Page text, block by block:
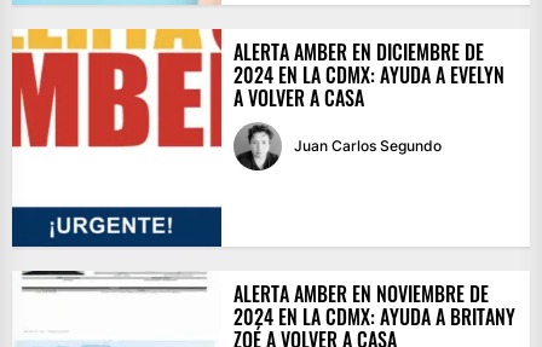
ALERTA AMBER EN DICIEMBRE DE
2024 EN LA CDMX: AYUDA A EVELYN
A VOLVER A CASA
Juan Carlos Segundo
ALERTA AMBER EN NOVIEMBRE DE
2024 EN LA CDMX: AYUDA A BRITANY
ZOÉ A VOLVER A CASA